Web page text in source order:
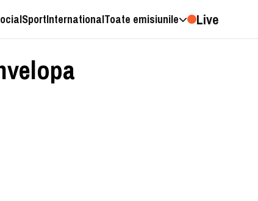
SportInternationalToate emisiunile Live